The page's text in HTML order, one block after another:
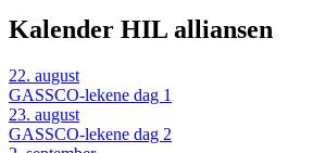
Kalender HIL alliansen
22. august
GASSCO-lekene dag 1
23. august
GASSCO-lekene dag 2